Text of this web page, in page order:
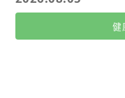
蔬菜 每餐準備大約兩
好，例如葉菜類、
瓜類。 蔬菜含有膳
林口校區 1.檢查時間：115年8月25日-115年8月31日
(不含星期六、日)，
到) 2.檢查地點：長庚大學 第二醫學大樓 B2 臨床技能
健